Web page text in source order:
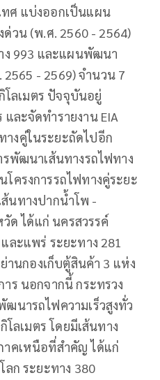
ศ แบ่งออกเป็นแผน
วน (พ.ศ. 2560 - 2564)
ง 993 และแผนพัฒนา
- 2569) จำนวน 7
โลเมตร ปัจจุบันอยู่
ละจัดทำรายงาน EIA
งคู่ในระยะถัดไปอีก
รพัฒนาเส้นทางรถไฟทาง
ครงการรถไฟทางคู่ระยะ
นทางปากน้ำโพ -
ด ได้แก่ นครสวรรค์
ะแพร่ ระยะทาง 281
านกองเก็บตู้สินค้า 3 แห่ง
ร นอกจากนี้ กระทรวง
นารถไฟความเร็วสูงทั่ว
โลเมตร โดยมีเส้นทาง
าคเหนือที่สำคัญ ได้แก่
ก ระยะทาง 380